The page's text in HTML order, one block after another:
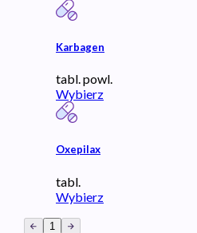
Karbagen
tabl. powl.
Wybierz
Oxepilax
tabl.
Wybierz
1